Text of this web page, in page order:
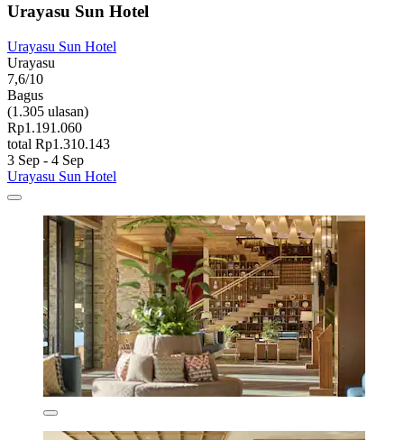
Urayasu Sun Hotel
Urayasu Sun Hotel
Urayasu
7,6/10
Bagus
(1.305 ulasan)
Rp1.191.060
total Rp1.310.143
3 Sep - 4 Sep
Urayasu Sun Hotel